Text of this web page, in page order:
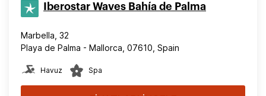
Iberostar Waves Bahía de Palma
Marbella, 32
Playa de Palma - Mallorca, 07610, Spain
Havuz Spa